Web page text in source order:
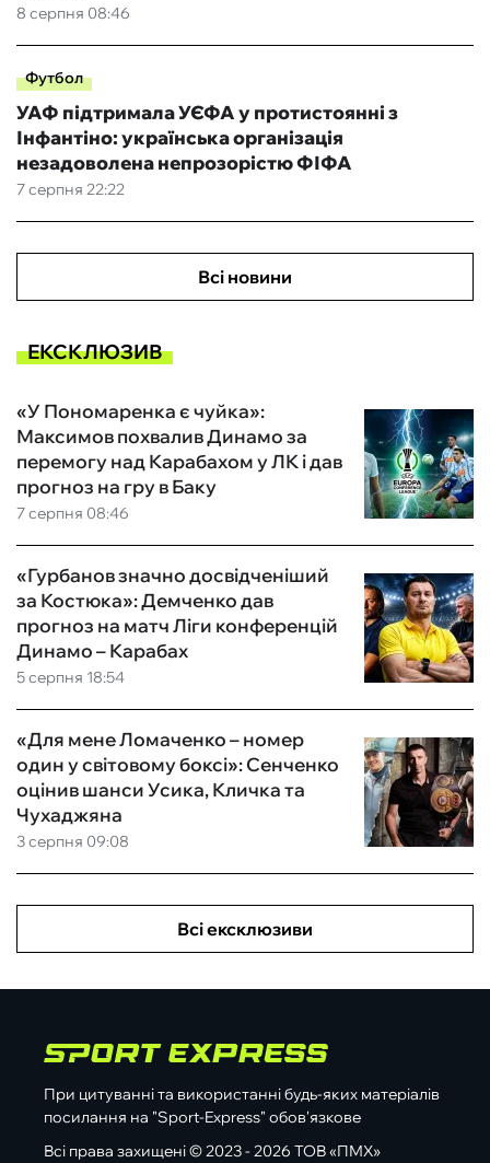
8 серпня 08:46
Футбол
7 серпня 22:22
УАФ підтримала УЄФА у протистоянні з
Інфантіно: українська організація
незадоволена непрозорістю ФІФА
Всі новини
ЕКСКЛЮЗИВ
7 серпня 08:46
«У Пономаренка є чуйка»:
Максимов похвалив Динамо за
перемогу над Карабахом у ЛК і дав
прогноз на гру в Баку
5 серпня 18:54
«Гурбанов значно досвідченіший
за Костюка»: Демченко дав
прогноз на матч Ліги конференцій
Динамо – Карабах
3 серпня 09:08
«Для мене Ломаченко – номер
один у світовому боксі»: Сенченко
оцінив шанси Усика, Кличка та
Чухаджяна
Всі ексклюзиви
При цитуванні та використанні будь-яких матеріалів
посилання на "Sport-Express" обов'язкове
Всі права захищені © 2023 - 2026 ТОВ «ПМХ»